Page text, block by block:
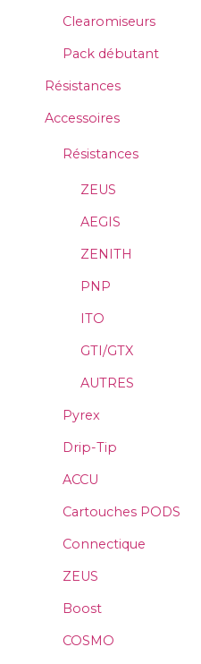
Clearomiseurs
Pack débutant
Résistances
Accessoires
Résistances
ZEUS
AEGIS
ZENITH
PNP
ITO
GTI/GTX
AUTRES
Pyrex
Drip-Tip
ACCU
Cartouches PODS
Connectique
ZEUS
Boost
COSMO
Connexion
wish list.